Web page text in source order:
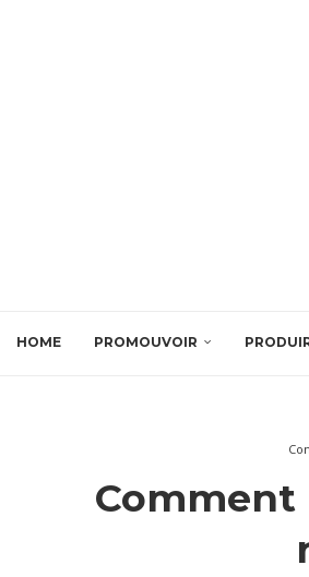
HOME PROMOUVOIR
Comment